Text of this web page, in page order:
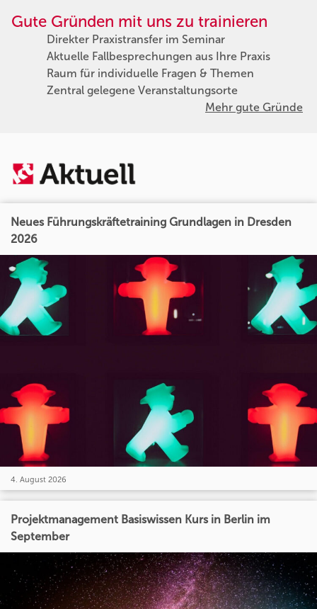
Gute Gründen mit uns zu trainieren
Direkter Praxistransfer im Seminar
Aktuelle Fallbesprechungen aus Ihre Praxis
Raum für individuelle Fragen & Themen
Zentral gelegene Veranstaltungsorte
Mehr gute Gründe
Neues Führungskräftetraining Grundlagen in Dresden
2026
4. August 2026
Projektmanagement Basiswissen Kurs in Berlin im
September